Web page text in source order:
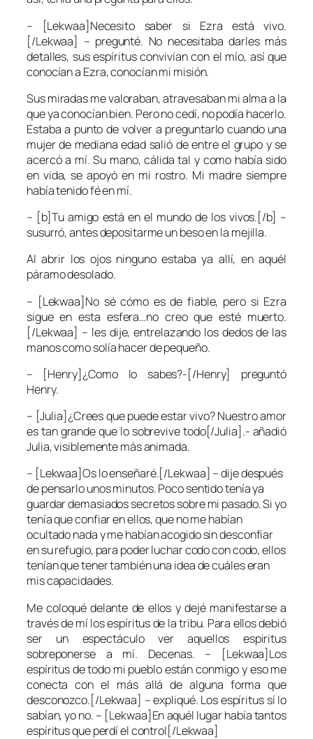
– [Lekwaa]Necesito saber si Ezra está vivo.
[/Lekwaa] – pregunté. No necesitaba darles más
detalles, sus espíritus convivían con el mío, así que
conocían a Ezra, conocían mi misión.
Sus miradas me valoraban, atravesaban mi alma a la
que ya conocían bien. Pero no cedí, no podía hacerlo.
Estaba a punto de volver a preguntarlo cuando una
mujer de mediana edad salió de entre el grupo y se
acercó a mí. Su mano, cálida tal y como había sido
en vida, se apoyó en mi rostro. Mi madre siempre
había tenido fé en mí.
– [b]Tu amigo está en el mundo de los vivos.[/b] –
susurró, antes depositarme un beso en la mejilla.
Al abrir los ojos ninguno estaba ya allí, en aquél
páramo desolado.
– [Lekwaa]No sé cómo es de fiable, pero si Ezra
sigue en esta esfera…no creo que esté muerto.
[/Lekwaa] – les dije, entrelazando los dedos de las
manos como solía hacer de pequeño.
– [Henry]¿Como lo sabes?-[/Henry] preguntó
Henry.
– [Julia]¿Crees que puede estar vivo? Nuestro amor
es tan grande que lo sobrevive todo[/Julia].- añadió
Julia, visiblemente más animada.
– [Lekwaa]Os lo enseñaré.[/Lekwaa] – dije después
de pensarlo unos minutos. Poco sentido tenía ya
guardar demasiados secretos sobre mi pasado. Si yo
tenía que confiar en ellos, que no me habían
ocultado nada y me habían acogido sin desconfiar
en su refugio, para poder luchar codo con codo, ellos
tenían que tener también una idea de cuáles eran
mis capacidades.
Me coloqué delante de ellos y dejé manifestarse a
través de mí los espíritus de la tribu. Para ellos debió
ser un espectáculo ver aquellos espiritus
sobreponerse a mí. Decenas. – [Lekwaa]Los
espíritus de todo mi pueblo están conmigo y eso me
conecta con el más allá de alguna forma que
desconozco.[/Lekwaa] – expliqué. Los espíritus sí lo
sabían, yo no. – [Lekwaa]En aquél lugar había tantos
espíritus que perdí el control[/Lekwaa]